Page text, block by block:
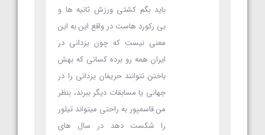
باید بگم کشتی ورزش ثانیه ها و
بی رکورد هاست در واقع این به این
معنی نیست که چون یزدانی در
ایران همه رو برده کسانی که بهش
باختن نتوانند حریفان یزدانی را در
جهانی یا مسابقات دیگر ببرند، بنظر
من قاسمپور به راحتی میتواند تیلور
را شکست دهد در سال های